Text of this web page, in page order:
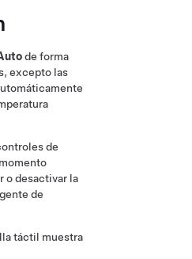
de forma
excepto las
de
o desactivar la
de
táctil muestra